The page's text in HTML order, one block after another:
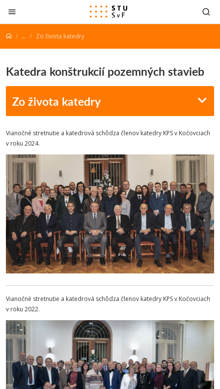
Prejsť na obsah
... Zo života katedry
Katedra konštrukcií pozemných stavieb
Zo života katedry
Vianočné stretnutie a katedrová schôdza členov katedry KPS v Kočovciach
v roku 2024.
Vianočné stretnutie a katedrová schôdza členov katedry KPS v Kočovciach
v roku 2022.